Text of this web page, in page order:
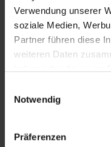
Verwendung unserer
soziale Medien,
Partner führen diese
weiteren Daten
Impressum
Notwendig
Präferenzen
KATEGORIEN:
Allgemein
Archiv